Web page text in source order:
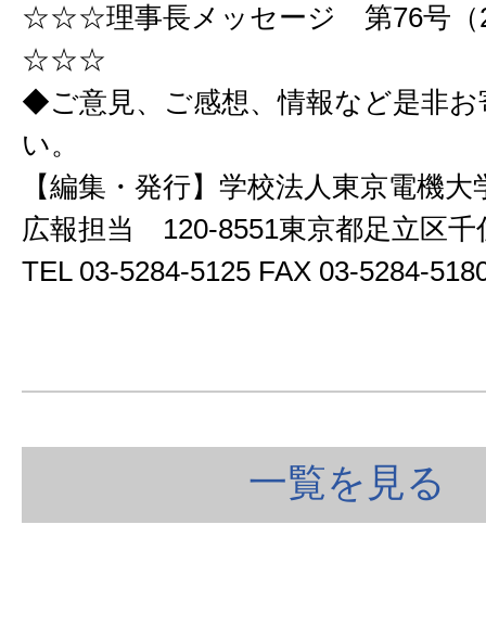
☆☆☆理事長メッセージ 第76号（
☆☆☆
◆ご意見、ご感想、情報など是非
い。
【編集・発行】学校法人東京電機
広報担当 120-8551東京都足立区
TEL 03-5284-5125 FAX 03-5284-
一覧を見る